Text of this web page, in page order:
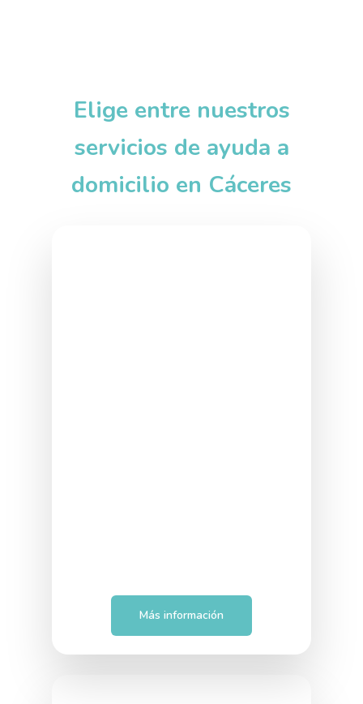
Elige entre nuestros
servicios de ayuda a
domicilio en Cáceres
Más información